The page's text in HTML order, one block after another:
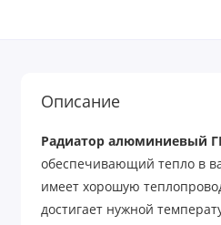
Описание
Радиатор алюминиевый
обеспечивающий тепло в
имеет хорошую
достигает нужной